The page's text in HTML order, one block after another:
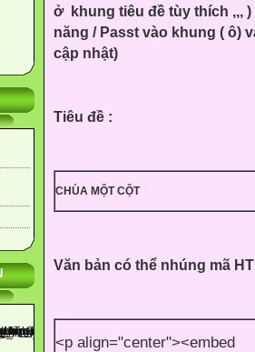
ở
khung tiêu đề tùy thích ,,,
năng / Passt vào khung ( ô)
cập nhật)
Tiêu đề :
CHÙA MỘT CỘT
Văn bản có thể nhúng mã
<p align="center"><embed